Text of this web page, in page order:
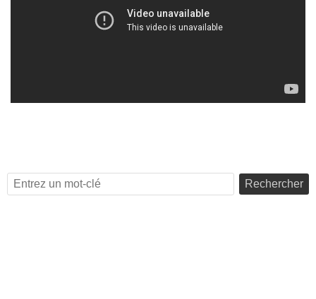
Rechercher